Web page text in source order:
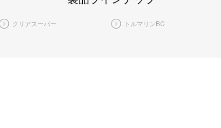
クリアスーパー トルマリンBC